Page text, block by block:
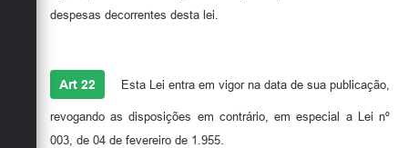
despesas decorrentes desta lei.
Art 22 Esta Lei entra em vigor na data de sua publicação,
revogando as disposições em contrário, em especial a Lei nº
003, de 04 de fevereiro de 1.955.